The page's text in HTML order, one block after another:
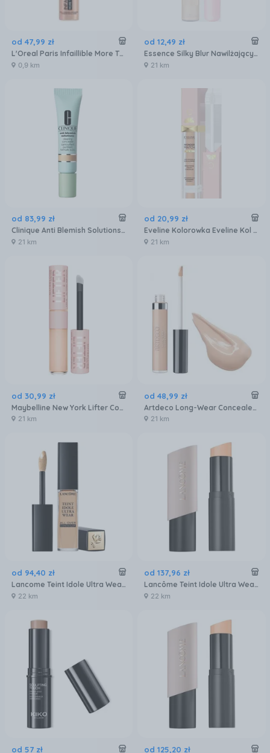
od 47,99 zł
L'Oreal Paris Infaillible More Than Concealer Korektor 324/20 Oatmeal 11ml
0,9 km
od 12,49 zł
Essence Silky Blur Nawilżający Korektor Do Twarzy 20
21 km
od 83,99 zł
Clinique Anti Blemish Solutions Clearing Concealer Punktowy korektor 02 shade 10ml
21 km
od 20,99 zł
Eveline Kolorowka Eveline Kol Korektor Wonder Match Vit C Lumi 20
21 km
od 30,99 zł
Maybelline New York Lifter Concealer Korektor Rozjaśniający Odcień 15 11ml
21 km
od 48,99 zł
Artdeco Long-Wear Concealer Korektor Wodoodporny 14 Soft Ivory 7ml
21 km
od 94,40 zł
Lancome Teint Idole Ultra Wear All Over Concealer korektor o długotrwałym działaniu odcień 038
22 km
od 137,96 zł
Lancôme Teint Idole Ultra Wear Shape Stick Foundation Wielofunkcyjny Korektor Do Twarzy Oczu I Ust Odcień 03 Beige Diaphane 9g
22 km
od 57 zł od 125,20 zł